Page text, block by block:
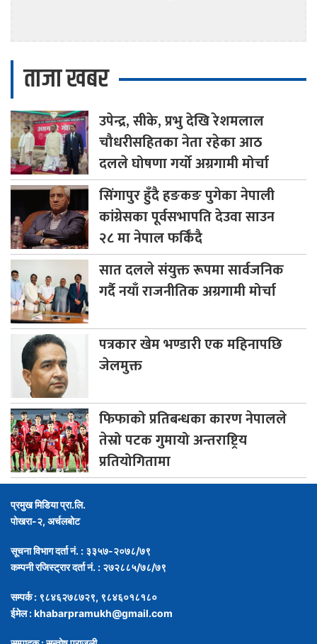
ताजा खबर
उपेन्द्र,सीके, प्रभु देखि रेशमलाल
चौधरीसहितका नेता रहेका आठ
दलले घोषणा गर्यो अग्रगामी मोर्चा
सिंगापुरहुँदै हङकङ पुगेका नेपाली
कांग्रेसका पूर्वसभापति देउवा साउन
२८ मा नेपाल फर्किँदै
सातदलले संयुक्त रूपमा सार्वजनिक
गर्दै नयाँ राजनीतिक अग्रगामी मोर्चा
पत्रकारखेम भण्डारी एक महिनापछि
जेलमुक्त
फिफाकोप्रतिबन्धका कारण नेपालले
तेस्रो पटक गुमायो अन्तराष्ट्रिय
प्रतियोगितामा
प्रमुख मिडिया प्रा.लि.
पोखरा-२, अर्चलबोट
सूचना विभाग दर्ता नं. : ३३५७-२०७८/७९
कम्पनी रजिस्ट्रार दर्ता नं. : २७२८८५/७८/७९
सम्पर्क : ९८४६२७८७२९, ९८४६०१८१८०
ईमेल :khabarpramukh@gmail.com